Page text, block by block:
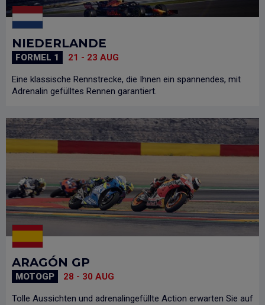
NIEDERLANDE
FORMEL 1 21 - 23 AUG
Eine klassische Rennstrecke, die Ihnen ein spannendes, mit
Adrenalin gefülltes Rennen garantiert.
ARAGÓN GP
MOTOGP 28 - 30 AUG
Tolle Aussichten und adrenalingefüllte Action erwarten Sie auf